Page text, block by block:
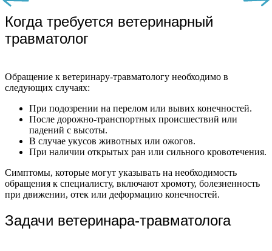
Когда требуется ветеринарный
травматолог
Обращение к ветеринару-травматологу необходимо в
следующих случаях:
При подозрении на перелом или вывих конечностей.
После дорожно-транспортных происшествий или
падений с высоты.
В случае укусов животных или ожогов.
При наличии открытых ран или сильного кровотечения.
Симптомы, которые могут указывать на необходимость
обращения к специалисту, включают хромоту, болезненность
при движении, отек или деформацию конечностей.
Задачи ветеринара-травматолога